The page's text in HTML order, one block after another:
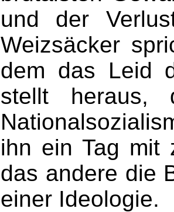
und der
Weizsäcker
dem das Leid
stellt heraus,
ihn ein Tag mit
das andere die
einer Ideologie.